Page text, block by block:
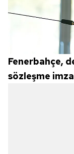
Fenerbahçe,
sözleşme